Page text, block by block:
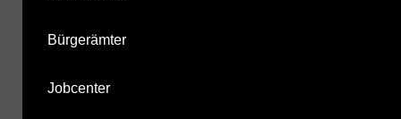
Bürgerämter
Jobcenter